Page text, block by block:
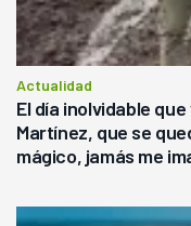
Actualidad
El día inolvidable
Martínez, que se
mágico, jamás me